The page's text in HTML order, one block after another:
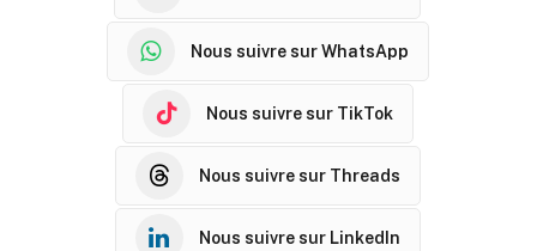
Nous suivre sur WhatsApp
Nous suivre sur TikTok
Nous suivre sur Threads
Nous suivre sur LinkedIn